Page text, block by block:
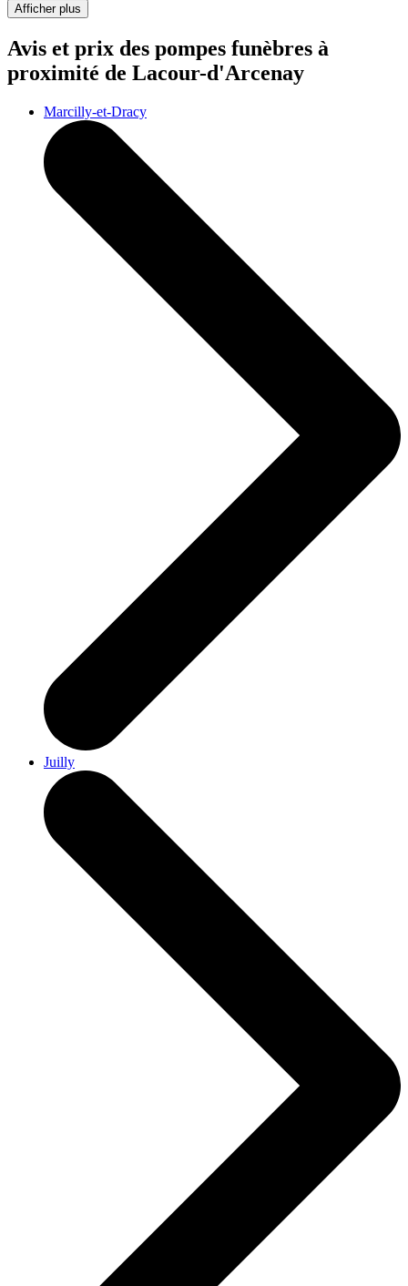
Afficher plus
Avis et prix des pompes funèbres à
proximité de Lacour-d'Arcenay
Marcilly-et-Dracy
Juilly